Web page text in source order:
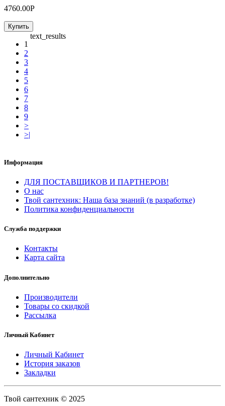
4760.00Р
Купить
1
2
3
4
5
6
7
8
9
>
>|
text_results
Информация
ДЛЯ ПОСТАВЩИКОВ И ПАРТНЕРОВ!
О нас
Твой сантехник: Наша база знаний (в разработке)
Политика конфиденциальности
Служба поддержки
Контакты
Карта сайта
Дополнительно
Производители
Товары со скидкой
Рассылка
Личный Кабинет
Личный Кабинет
История заказов
Закладки
Твой сантехник © 2025